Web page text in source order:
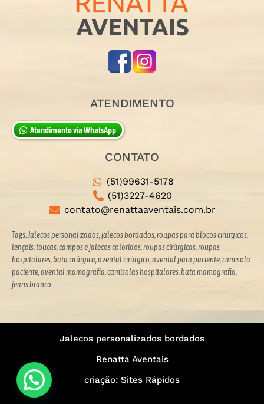
ATENDIMENTO
Atendimento via WhatsApp
CONTATO
(51)99631-5178
(51)3227-4620
contato@renattaaventais.com.br
Tags:Jalecos personalizados, jalecos bordados, roupas para blocos cirúrgicos,
lençóis, toucas, campos e jalecos coloridos,roupas cirúrgicas, roupas
hospitalares, bata cirúrgica, avental cirúrgico, avental para paciente, camisola
paciente, avental mamografia, camisolas hospitalares, bata mamografia,
jeans branco.
Jalecos personalizados bordados
Renatta Aventais
criação: Sites Rápidos